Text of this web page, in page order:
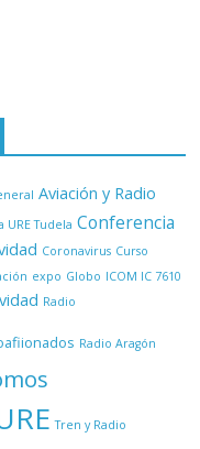
Aviación y Radio
URE Tudela Conferencia
Coronavirus Curso
expo Globo ICOM IC 7610
Radio
Radio Aragón
Tren y Radio